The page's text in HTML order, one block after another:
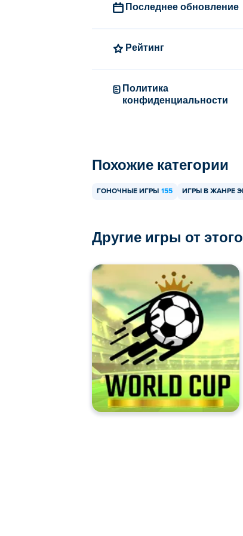
Sky Mad создан Radical Play.
Как я могу играть в Sky
В Sky Mad можно играть на
Последнее обновление
Рейтинг
Политика
конфиденциальности
Похожие категории
ГОНОЧНЫЕ ИГРЫ 155 ИГРЫ В ЖАНРЕ
Другие игры от